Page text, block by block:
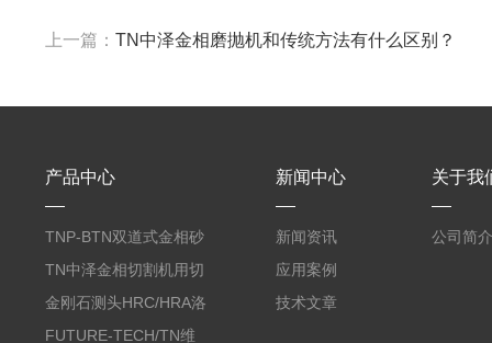
上一篇： TN中泽金相磨抛机和传统方法有什么区别？
产品中心
TNP-BTN双道式金相砂
带机/金相研磨机
TN中泽金相切割机用切
削油/金相冷却液
金刚石测头HRC/HRA洛
氏硬度计专用
FUTURE-TECH/TN维
新闻中心
新闻资讯
应用案例
技术文章
关于我
公司简介